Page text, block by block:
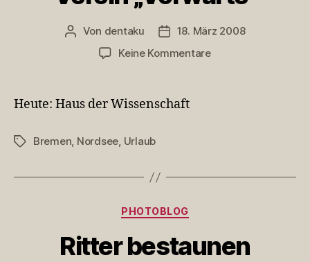
Beitragsautor
Von dentaku Veröffentlichungsdatum
18. März 2008
Keine Kommentarezu
Heute: Haus der Wissenschaft
Schlagwörter
Bremen, Nordsee, Urlaub
Kategorien
PHOTOBLOG
Ritter bestaunen